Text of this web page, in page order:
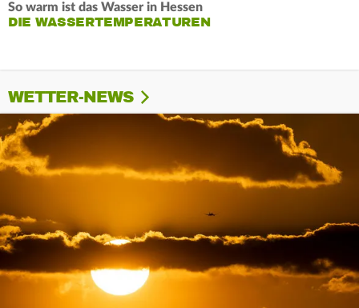
So warm ist das Wasser in Hessen
DIE WASSERTEMPERATUREN
WETTER-NEWS